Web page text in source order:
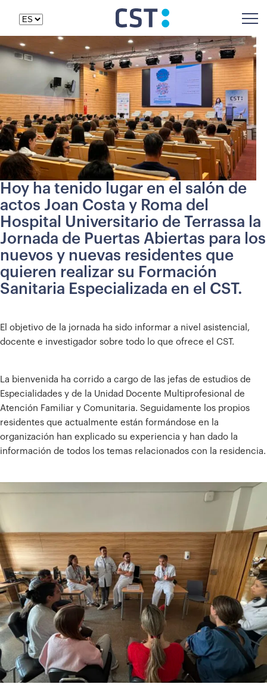
Hoy ha tenido lugar en el salón de
actos Joan Costa y Roma del
Hospital Universitario de Terrassa la
Jornada de Puertas Abiertas para los
nuevos y nuevas residentes que
quieren realizar su Formación
Sanitaria Especializada en el CST.
El objetivo de la jornada ha sido informar a nivel asistencial,
docente e investigador sobre todo lo que ofrece el CST.
La bienvenida ha corrido a cargo de las jefas de estudios de
Especialidades y de la Unidad Docente Multiprofesional de
Atención Familiar y Comunitaria. Seguidamente los propios
residentes que actualmente están formándose en la
organización han explicado su experiencia y han dado la
información de todos los temas relacionados con la residencia.